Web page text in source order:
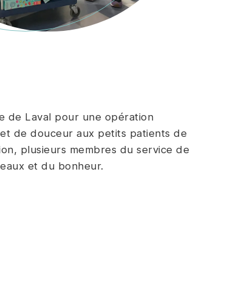
de Laval pour une opération
de douceur aux petits patients de
plusieurs membres du service de
et du bonheur.